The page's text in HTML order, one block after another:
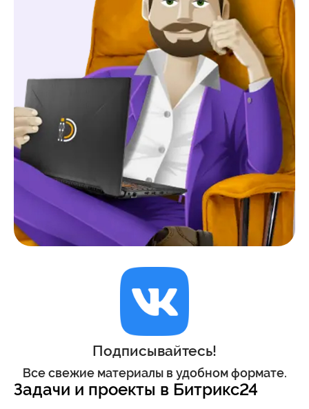
Подписывайтесь!
Все свежие материалы в удобном формате.
Задачи и проекты в Битрикс24